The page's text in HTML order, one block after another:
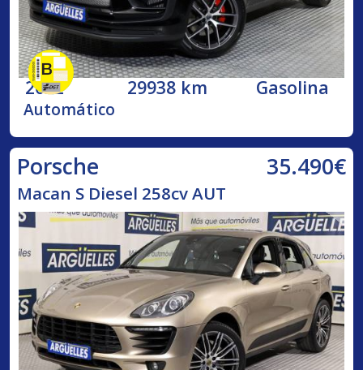
2022 29938 km Gasolina
Automático
Porsche 35.490€
Macan S Diesel 258cv AUT